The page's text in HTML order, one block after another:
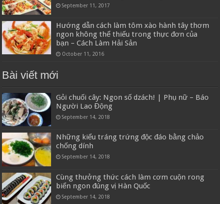
September 11, 2017
Hướng dẫn cách làm tôm xào hành tây thơm
ngon không thể thiếu trong thực đơn của
bạn – Cách Làm Hải Sản
October 11, 2016
Bài viết mới
Gỏi chuối cây: Ngon số dzách! | Phụ nữ – Báo
Người Lao Động
September 14, 2018
Những kiểu tráng trứng độc đáo bằng chảo
chống dính
September 14, 2018
Cùng thưởng thức cách làm cơm cuộn rong
biển ngon đúng vị Hàn Quốc
September 14, 2018